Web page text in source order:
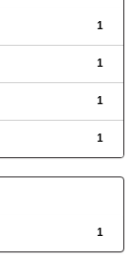
1
1
1
1
1